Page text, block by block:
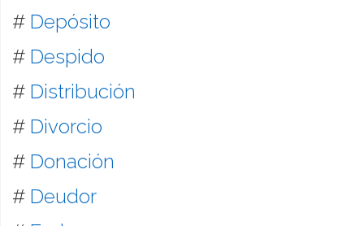
# Depósito
# Despido
# Distribución
# Divorcio
# Donación
# Deudor